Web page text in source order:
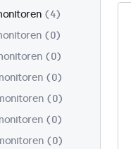
4
0
0
0
0
0
0